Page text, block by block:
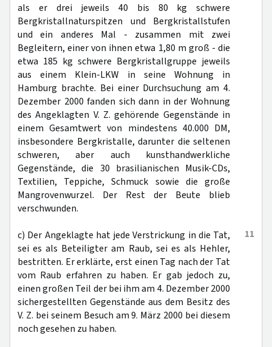
als er drei jeweils 40 bis 80 kg schwere
Bergkristallnaturspitzen und Bergkristallstufen
und ein anderes Mal - zusammen mit zwei
Begleitern, einer von ihnen etwa 1,80 m groß - die
etwa 185 kg schwere Bergkristallgruppe jeweils
aus einem Klein-LKW in seine Wohnung in
Hamburg brachte. Bei einer Durchsuchung am 4.
Dezember 2000 fanden sich dann in der Wohnung
des Angeklagten V. Z. gehörende Gegenstände in
einem Gesamtwert von mindestens 40.000 DM,
insbesondere Bergkristalle, darunter die seltenen
schweren, aber auch kunsthandwerkliche
Gegenstände, die 30 brasilianischen Musik-CDs,
Textilien, Teppiche, Schmuck sowie die große
Mangrovenwurzel. Der Rest der Beute blieb
verschwunden.
11
c) Der Angeklagte hat jede Verstrickung in die Tat,
sei es als Beteiligter am Raub, sei es als Hehler,
bestritten. Er erklärte, erst einen Tag nach der Tat
vom Raub erfahren zu haben. Er gab jedoch zu,
einen großen Teil der bei ihm am 4. Dezember 2000
sichergestellten Gegenstände aus dem Besitz des
V. Z. bei seinem Besuch am 9. März 2000 bei diesem
noch gesehen zu haben.